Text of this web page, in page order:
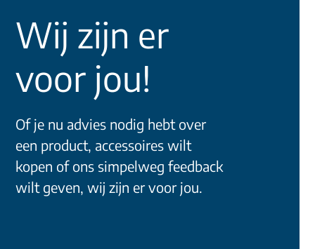
Wij zijn er
voor jou!
Of je nu advies nodig hebt over
een product, accessoires wilt
kopen of ons simpelweg feedback
wilt geven, wij zijn er voor jou.